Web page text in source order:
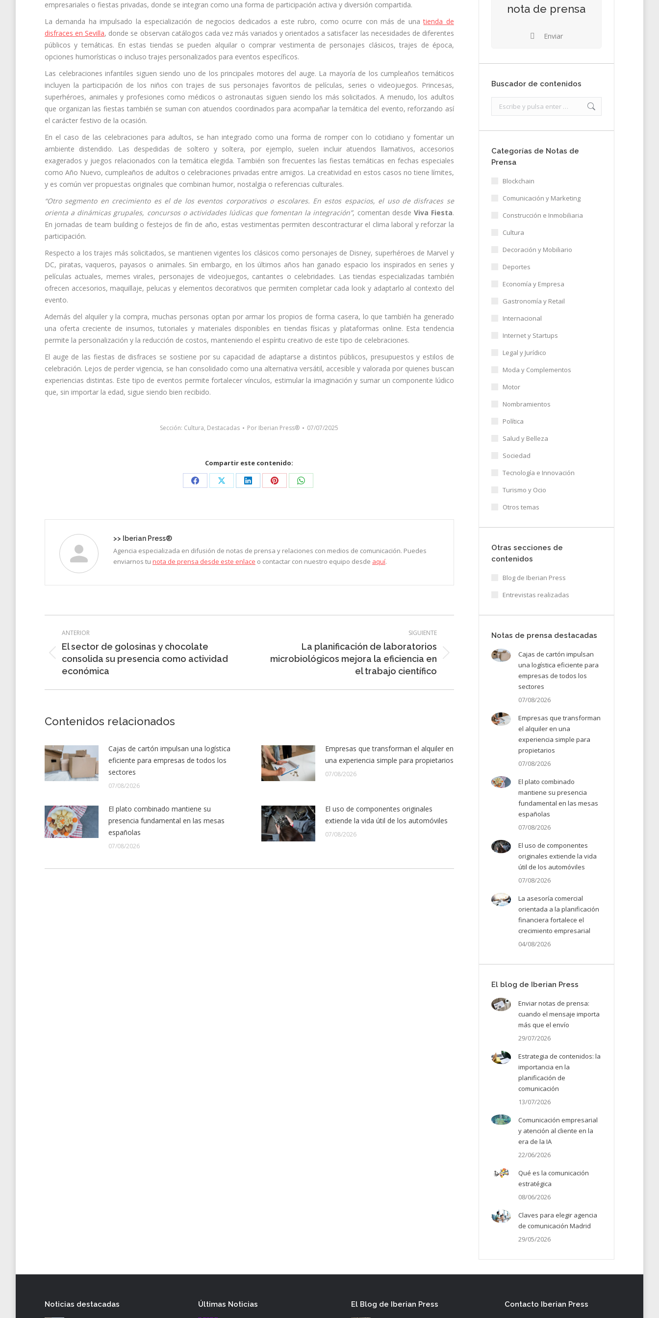
empresariales o fiestas privadas, donde se integran como una forma de participación activa y diversión compartida.
La demanda ha impulsado la especialización de negocios dedicados a este rubro, como ocurre con más de unatienda de
disfraces en Sevilla, donde se observan catálogos cada vez más variados y orientados a satisfacer las necesidades de diferentes
públicos y temáticas. En estas tiendas se pueden alquilar o comprar vestimenta de personajes clásicos, trajes de época,
opciones humorísticas o incluso trajes personalizados para eventos específicos.
Las celebraciones infantiles siguen siendo uno de los principales motores del auge. La mayoría de los cumpleaños temáticos
incluyen la participación de los niños con trajes de sus personajes favoritos de películas, series o videojuegos. Princesas,
superhéroes, animales y profesiones como médicos o astronautas siguen siendo los más solicitados. A menudo, los adultos
que organizan las fiestas también se suman con atuendos coordinados para acompañar la temática del evento, reforzando así
el carácter festivo de la ocasión.
En el caso de las celebraciones para adultos, se han integrado como una forma de romper con lo cotidiano y fomentar un
ambiente distendido. Las despedidas de soltero y soltera, por ejemplo, suelen incluir atuendos llamativos, accesorios
exagerados y juegos relacionados con la temática elegida. También son frecuentes las fiestas temáticas en fechas especiales
como Año Nuevo, cumpleaños de adultos o celebraciones privadas entre amigos. La creatividad en estos casos no tiene límites,
y es común ver propuestas originales que combinan humor, nostalgia o referencias culturales.
“Otro segmento en crecimiento es el de los eventos corporativos o escolares. En estos espacios, el uso de disfraces se
orienta a dinámicas grupales, concursos o actividades lúdicas que fomentan la integración”, comentan desde Viva Fiesta.
En jornadas de team building o festejos de fin de año, estas vestimentas permiten descontracturar el clima laboral y reforzar la
participación.
Respecto a los trajes más solicitados, se mantienen vigentes los clásicos como personajes de Disney, superhéroes de Marvel y
DC, piratas, vaqueros, payasos o animales. Sin embargo, en los últimos años han ganado espacio los inspirados en series y
películas actuales, memes virales, personajes de videojuegos, cantantes o celebridades. Las tiendas especializadas también
ofrecen accesorios, maquillaje, pelucas y elementos decorativos que permiten completar cada look y adaptarlo al contexto del
evento.
Además del alquiler y la compra, muchas personas optan por armar los propios de forma casera, lo que también ha generado
una oferta creciente de insumos, tutoriales y materiales disponibles en tiendas físicas y plataformas online. Esta tendencia
permite la personalización y la reducción de costos, manteniendo el espíritu creativo de este tipo de celebraciones.
El auge de las fiestas de disfraces se sostiene por su capacidad de adaptarse a distintos públicos, presupuestos y estilos de
celebración. Lejos de perder vigencia, se han consolidado como una alternativa versátil, accesible y valorada por quienes buscan
experiencias distintas. Este tipo de eventos permite fortalecer vínculos, estimular la imaginación y sumar un componente lúdico
que, sin importar la edad, sigue siendo bien recibido.
Sección: Cultura, Destacadas Por Iberian Press® 07/07/2025
Compartir este contenido:
Share
Facebook
Share
X
Share
LinkedIn
Share
Pinterest
Share
WhatsApp
>> Iberian Press®
Agencia especializada en difusión de notas de prensa y relaciones con medios de comunicación. Puedes
enviarnos tu nota de prensa desde este enlace o contactar con nuestro equipo desde aquí.
entre
entradas
ANTERIOR
Entrada
anterior:
El sector de golosinas y chocolate
consolida su presencia como actividad
económica
SIGUIENTE
Entrada
La planificación de laboratorios
microbiológicos mejora la eficiencia en
el trabajo científico
Contenidos relacionados
Cajas de cartón impulsan una logística
eficiente para empresas de todos los
sectores
07/08/2026
Empresas que transforman el alquiler en
una experiencia simple para propietarios
07/08/2026
El plato combinado mantiene su
presencia fundamental en las mesas
españolas
07/08/2026
El uso de componentes originales
extiende la vida útil de los automóviles
07/08/2026
nota de prensa
Enviar
Buscador de contenidos
Categorías de Notas de
Prensa
Blockchain
Comunicación y Marketing
Construcción e Inmobiliaria
Cultura
Decoración y Mobiliario
Deportes
Economía y Empresa
Gastronomía y Retail
Internacional
Internet y Startups
Legal y Jurídico
Moda y Complementos
Motor
Nombramientos
Política
Salud y Belleza
Sociedad
Tecnología e Innovación
Turismo y Ocio
Otros temas
Otras secciones de
contenidos
Blog de Iberian Press
Entrevistas realizadas
Notas de prensa destacadas
Cajas de cartón impulsan
una logística eficiente para
empresas de todos los
sectores
07/08/2026
Empresas que transforman
el alquiler en una
experiencia simple para
propietarios
07/08/2026
El plato combinado
mantiene su presencia
fundamental en las mesas
españolas
07/08/2026
El uso de componentes
originales extiende la vida
útil de los automóviles
07/08/2026
La asesoría comercial
orientada a la planificación
financiera fortalece el
crecimiento empresarial
04/08/2026
El blog de Iberian Press
Enviar notas de prensa:
cuando el mensaje importa
más que el envío
29/07/2026
Estrategia de contenidos: la
importancia en la
planificación de
comunicación
13/07/2026
Comunicación empresarial
y atención al cliente en la
era de la IA
22/06/2026
Qué es la comunicación
estratégica
08/06/2026
Claves para elegir agencia
de comunicación Madrid
29/05/2026
Noticias destacadas Últimas Noticias El Blog de Iberian Press Contacto Iberian Press